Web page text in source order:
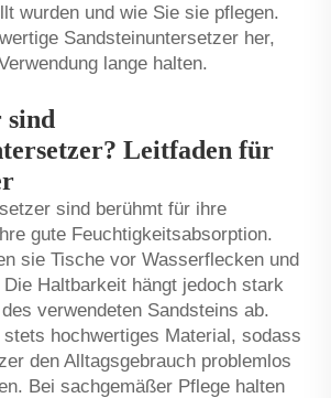
wurden und wie Sie sie pflegen.
Sandsteinuntersetzer her,
lange halten.
Leitfaden für
sind berühmt für ihre
gute Feuchtigkeitsabsorption.
sie Tische vor Wasserflecken und
Haltbarkeit hängt jedoch stark
verwendeten Sandsteins ab.
hochwertiges Material, sodass
den Alltagsgebrauch problemlos
Bei sachgemäßer Pflege halten